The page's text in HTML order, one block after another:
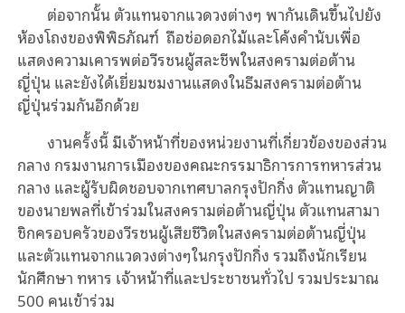
ต่อจากนั้น ตัวแทนจากแวดวงต่างๆ พากันเดินขึ้นไปยัง
ห้องโถงของพิพิธภัณฑ์ ถือช่อดอกไม้และโค้งคำนับเพื่อ
แสดงความเคารพต่อวีรชนผู้สละชีพในสงครามต่อต้าน
ญี่ปุ่น และยังได้เยี่ยมชมงานแสดงในธีมสงครามต่อต้าน
ญี่ปุ่นร่วมกันอีกด้วย
งานครั้งนี้ มีเจ้าหน้าที่ของหน่วยงานที่เกี่ยวข้องของส่วน
กลาง กรมงานการเมืองของคณะกรรมาธิการการทหารส่วน
กลาง และผู้รับผิดชอบจากเทศบาลกรุงปักกิ่ง ตัวแทนญาติ
ของนายพลที่เข้าร่วมในสงครามต่อต้านญี่ปุ่น ตัวแทนสามา
ชิกครอบครัวของวีรชนผู้เสียชีวิตในสงครามต่อต้านญี่ปุ่น
และตัวแทนจากแวดวงต่างๆในกรุงปักกิ่ง รวมถึงนักเรียน
นักศึกษา ทหาร เจ้าหน้าที่และประชาชนทั่วไป รวมประมาณ
500 คนเข้าร่วม